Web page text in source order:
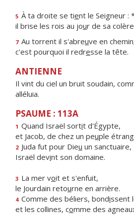
5 À ta droite se tient le Seigneur :
il brise les rois au jour de sa
7 Au torrent il s'abreuve en
c'est pourquoi il redresse la tête.
ANTIENNE
Il vint du ciel un bruit soudain,
alléluia.
PSAUME : 113A
1 Quand Israël sortit d'Égypte,
et Jacob, de chez un peuple
2 Juda fut pour Dieu un sanctuaire,
Israël devint son domaine.
3 La mer voit et s'enfuit,
le Jourdain retourne en arrière.
4 Comme des béliers, bondissent
et les collines, comme des